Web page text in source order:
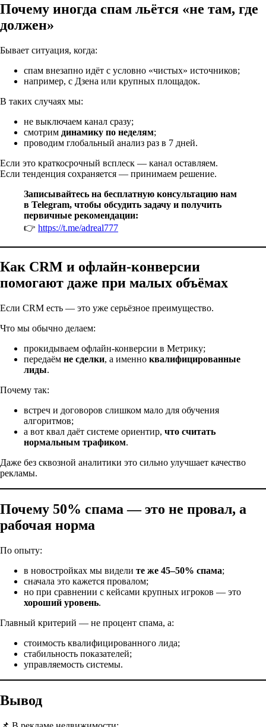
Почему иногда спам льётся «не там, где
должен»
Бывает ситуация, когда:
спам внезапно идёт с условно «чистых» источников;
например, с Дзена или крупных площадок.
В таких случаях мы:
не выключаем канал сразу;
смотрим динамику по неделям;
проводим глобальный анализ раз в 7 дней.
Если это краткосрочный всплеск — канал оставляем.
Если тенденция сохраняется — принимаем решение.
Записывайтесь на бесплатную консультацию нам
в Telegram, чтобы обсудить задачу и получить
первичные рекомендации:
👉 https://t.me/adreal777
Как CRM и офлайн-конверсии
помогают даже при малых объёмах
Если CRM есть — это уже серьёзное преимущество.
Что мы обычно делаем:
прокидываем офлайн-конверсии в Метрику;
передаём не сделки, а именно квалифицированные
лиды.
Почему так:
встреч и договоров слишком мало для обучения
алгоритмов;
а вот квал даёт системе ориентир, что считать
нормальным трафиком.
Даже без сквозной аналитики это сильно улучшает качество
рекламы.
Почему 50% спама — это не провал, а
рабочая норма
По опыту:
в новостройках мы видели те же 45–50% спама;
сначала это кажется провалом;
но при сравнении с кейсами крупных игроков — это
хороший уровень.
Главный критерий — не процент спама, а:
стоимость квалифицированного лида;
стабильность показателей;
управляемость системы.
Вывод